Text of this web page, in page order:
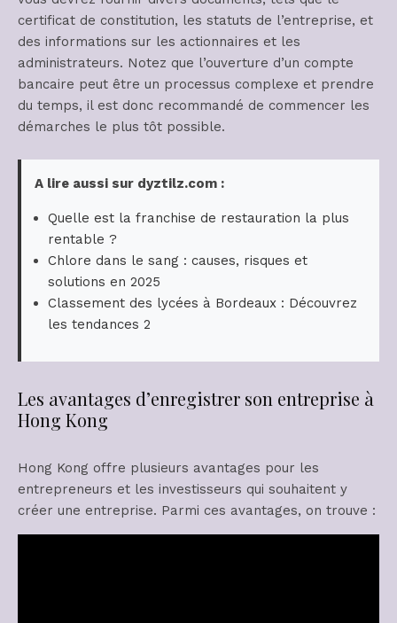
certificat de constitution, les statuts de l’entreprise, et
des informations sur les actionnaires et les
administrateurs. Notez que l’ouverture d’un compte
bancaire peut être un processus complexe et prendre
du temps, il est donc recommandé de commencer les
démarches le plus tôt possible.
A lire aussi sur dyztilz.com :
Quelle est la franchise de restauration la plus
rentable ?
Chlore dans le sang : causes, risques et
solutions en 2025
Classement des lycées à Bordeaux : Découvrez
les tendances 2
Les avantages d’enregistrer son entreprise à
Hong Kong
Hong Kong offre plusieurs avantages pour les
entrepreneurs et les investisseurs qui souhaitent y
créer une entreprise. Parmi ces avantages, on trouve :